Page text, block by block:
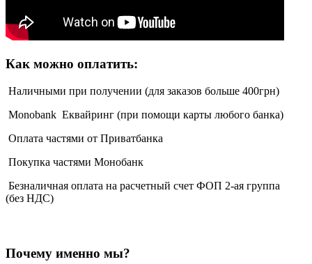
Как можно оплатить:
Наличными при получении (для заказов больше 400грн)
Monobank Еквайринг (при помощи карты любого банка)
Оплата частями от Приватбанка
Покупка частями Монобанк
Безналичная оплата на расчетный счет ФОП 2-ая группа
(без НДС)
Почему именно мы?